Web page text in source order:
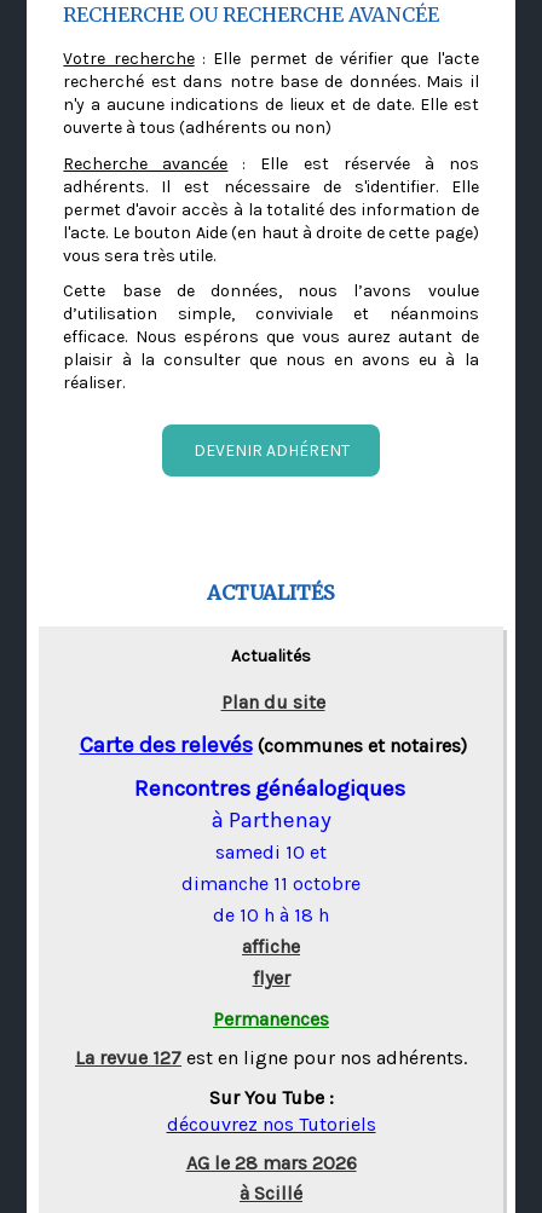
RECHERCHE OU RECHERCHE AVANCÉE
Votre recherche: Elle permet de vérifier que l'acte
recherché est dans notre base de données. Mais il
n'y a aucune indications de lieux et de date. Elle est
ouverte à tous (adhérents ou non)
Recherche avancée : Elle est réservée à nos
adhérents. Il est nécessaire de s'identifier. Elle
permet d'avoir accès à la totalité des information de
l'acte. Le bouton Aide (en haut à droite de cette page)
vous sera très utile.
Cette base de données, nous l’avons voulue
d’utilisation simple, conviviale et néanmoins
efficace. Nous espérons que vous aurez autant de
plaisir à la consulter que nous en avons eu à la
réaliser.
DEVENIR ADHÉRENT
ACTUALITÉS
Actualités
Plan du site
Carte des relevés(communes et notaires)
Rencontres généalogiques
à Parthenay
samedi 10 et
dimanche 11 octobre
de 10 h à 18 h
affiche
flyer
Permanences
La revue 127 est en ligne pour nos adhérents.
Sur You Tube :
découvrez nos Tutoriels
AG le 28 mars 2026
à Scillé